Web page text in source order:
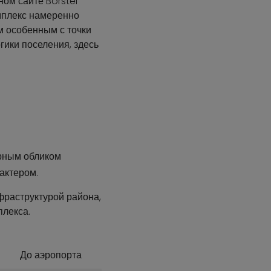
намеренно
особенным с точки
поселения, здесь
обликом
района,
До аэропорта